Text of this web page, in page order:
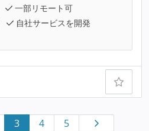
一部リモート可
自社サービスを開発
3 4 5